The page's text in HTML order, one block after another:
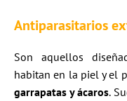
Antiparasitarios
Son aquellos
habitan en la piel y el
garrapatas y ácaros.